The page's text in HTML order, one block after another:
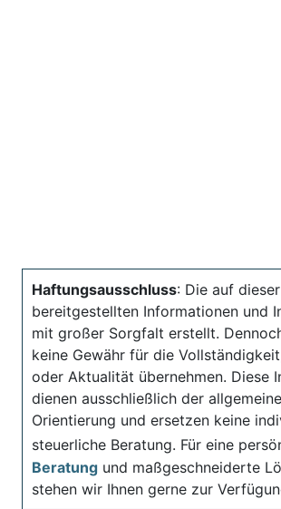
Haftungsausschluss: Die auf
bereitgestellten Informationen und
mit großer Sorgfalt erstellt.
keine Gewähr für die
oder Aktualität übernehmen. Diese
dienen ausschließlich der
Orientierung und ersetzen keine
steuerliche Beratung. Für eine
Beratung und maßgeschneiderte
stehen wir Ihnen gerne zur